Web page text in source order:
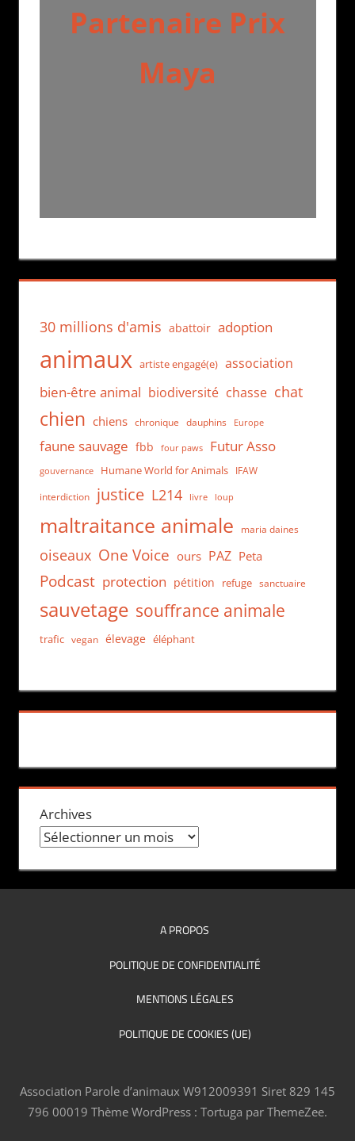
Partenaire Prix
Maya
30 millions d'amis abattoir adoption
animaux artiste engagé(e) association
bien-être animal biodiversité chasse chat
chien chiens chronique dauphins Europe
faune sauvage fbb four paws Futur Asso
gouvernance Humane World for Animals IFAW
interdiction justice L214 livre loup
maltraitance animale maria daines
oiseaux One Voice ours PAZ Peta
Podcast protection pétition refuge sanctuaire
sauvetage souffrance animale
trafic vegan élevage éléphant
Archives
A PROPOS
POLITIQUE DE CONFIDENTIALITÉ
MENTIONS LÉGALES
POLITIQUE DE COOKIES (UE)
Association Parole d’animaux W912009391 Siret 829 145
796 00019 Thème WordPress : Tortuga par ThemeZee.